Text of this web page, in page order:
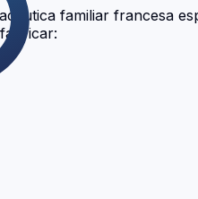
familiar francesa